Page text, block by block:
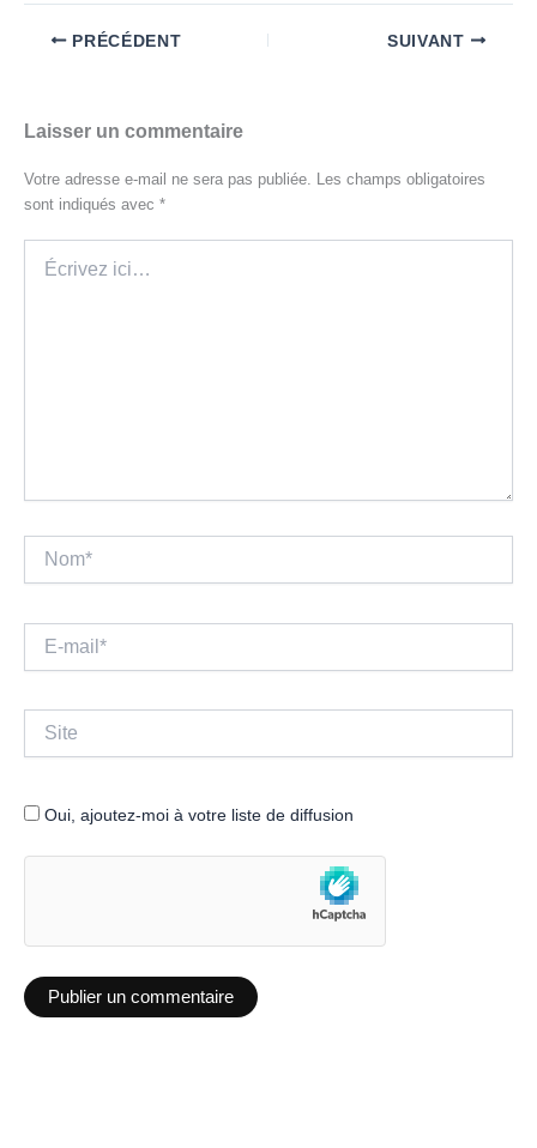
PRÉCÉDENT SUIVANT
Laisser un commentaire
Votre adresse e-mail ne sera pas publiée.
Les champs obligatoires
sont indiqués avec *
ici…
mail*
Oui, ajoutez-moi à votre liste de diffusion